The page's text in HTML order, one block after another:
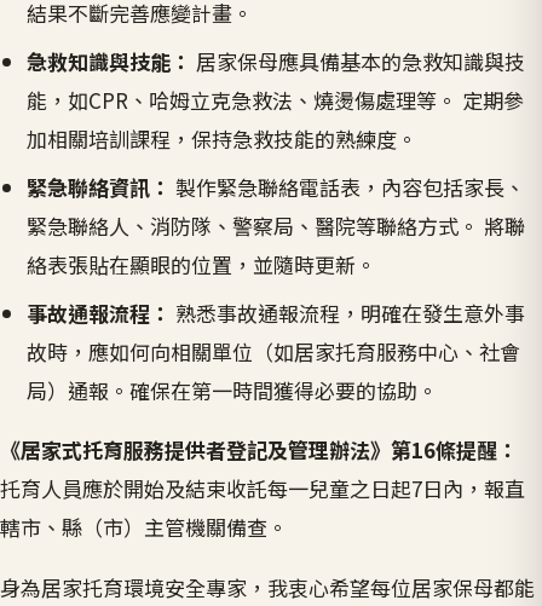
結果不斷完善應變計畫。
急救知識與技能： 居家保母應具備基本的急救知識與技
能，如CPR、哈姆立克急救法、燒燙傷處理等。 定期參
加相關培訓課程，保持急救技能的熟練度。
緊急聯絡資訊： 製作緊急聯絡電話表，內容包括家長、
緊急聯絡人、消防隊、警察局、醫院等聯絡方式。 將聯
絡表張貼在顯眼的位置，並隨時更新。
事故通報流程： 熟悉事故通報流程，明確在發生意外事
故時，應如何向相關單位（如居家托育服務中心、社會
局）通報。確保在第一時間獲得必要的協助。
《居家式托育服務提供者登記及管理辦法》第16條提醒：
托育人員應於開始及結束收託每一兒童之日起7日內，報直
轄市、縣（市）主管機關備查。
身為居家托育環境安全專家，我衷心希望每位居家保母都能